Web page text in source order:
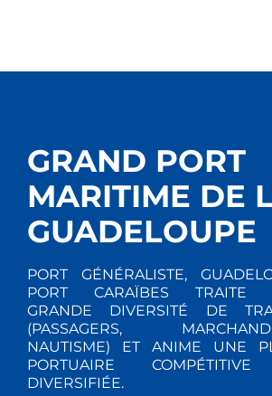
GRAND PORT
MARITIME DE
GUADELOUPE
PORT GÉNÉRALISTE,
PORT CARAÏBES TRAITE
GRANDE DIVERSITÉ DE
(PASSAGERS,
NAUTISME) ET ANIME UNE
PORTUAIRE
DIVERSIFIÉE.